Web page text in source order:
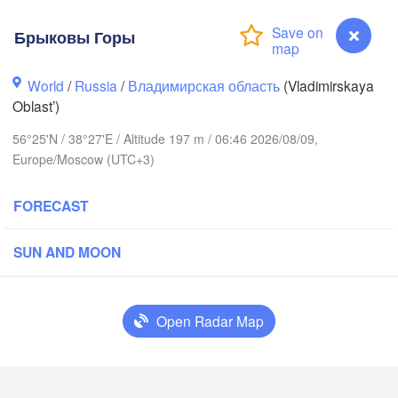
Брыковы Горы
World /Russia /Владимирская область (Vladimirskaya
Oblast’)
56°25'N / 38°27'E / Altitude 197 m / 06:46 2026/08/09,
Europe/Moscow (UTC+3)
FORECAST
SUN AND MOON
Open Radar Map
Череповец